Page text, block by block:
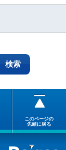
このページの
先頭に戻る